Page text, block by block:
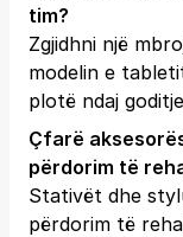
tim?
Zgjidhni një
modelin e
plotë ndaj
Çfarë
përdorim të
Stativët dhe
përdorim të